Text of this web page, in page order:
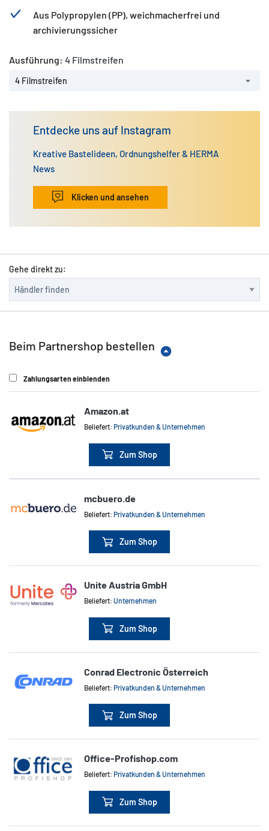
Aus Polypropylen (PP), weichmacherfrei und
archivierungssicher
Ausführung: 4 Filmstreifen
4 Filmstreifen
Entdecke uns auf Instagram
Kreative Bastelideen, Ordnungshelfer & HERMA
News
Klicken und ansehen
Gehe direkt zu:
Beim Partnershop bestellen
Zahlungsarten einblenden
Amazon.at
Beliefert:Privatkunden & Unternehmen
Zum Shop
mcbuero.de
Beliefert:Privatkunden & Unternehmen
Zum Shop
Unite Austria GmbH
Beliefert:Unternehmen
Zum Shop
Conrad Electronic Österreich
Beliefert:Privatkunden & Unternehmen
Zum Shop
Office-Profishop.com
Beliefert:Privatkunden & Unternehmen
Zum Shop